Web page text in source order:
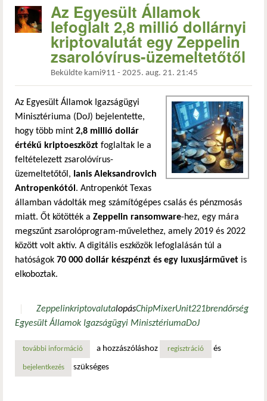
Az Egyesült Államok
lefoglalt 2,8 millió dollárnyi
kriptovalutát egy Zeppelin
zsarolóvírus-üzemeltetőtől
Beküldte kami911 - 2025. aug. 21. 21:45
Az Egyesült Államok Igazságügyi
Minisztériuma (DoJ) bejelentette,
hogy több mint 2,8 millió dollár
értékű kriptoeszközt foglaltak le a
feltételezett zsarolóvírus-
üzemeltetőtől, Ianis Aleksandrovich
Antropenkótól . Antropenkót Texas
államban vádolták meg számítógépes csalás és pénzmosás
miatt. Őt kötötték a Zeppelin ransomware-hez, egy mára
megszűnt zsarolóprogram-művelethez, amely 2019 és 2022
között volt aktív. A digitális eszközök lefoglalásán túl a
hatóságok 70 000 dollár készpénzt és egy luxusjárművet is
elkoboztak.
ZeppelinkriptovalutalopásChipMixerUnit221brendőrség
Egyesült Államok Igazságügyi MinisztériumaDoJ
további információaz egyesült államok lefoglalt 2,8 millió dollárnyi
a hozzászóláshoz regisztráció és
bejelentkezés szükséges